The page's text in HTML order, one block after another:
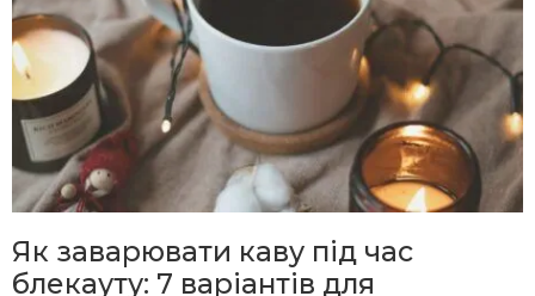
Як заварювати каву під час
блекауту: 7 варіантів для